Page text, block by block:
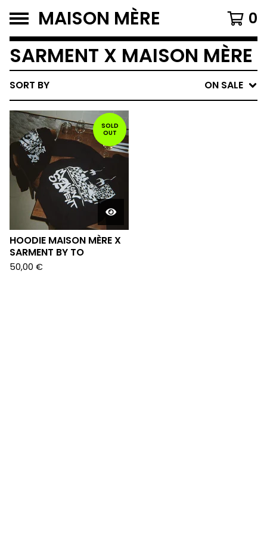
MAISON MÈRE 0
SARMENT X MAISON MÈRE
SORT BY ON SALE
SOLD
OUT
HOODIE MAISON MÈRE X
SARMENT BY TO
50,00 €